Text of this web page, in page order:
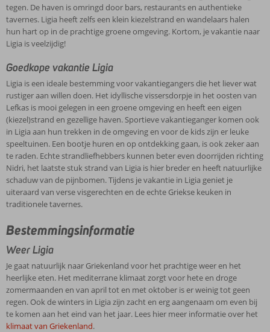
tegen. De haven is omringd door bars, restaurants en authentieke
tavernes. Ligia heeft zelfs een klein kiezelstrand en wandelaars halen
hun hart op in de prachtige groene omgeving. Kortom, je vakantie naar
Ligia is veelzijdig!
Goedkope vakantie Ligia
Ligia is een ideale bestemming voor vakantiegangers die het liever wat
rustiger aan willen doen. Het idyllische vissersdorpje in het oosten van
Lefkas is mooi gelegen in een groene omgeving en heeft een eigen
(kiezel)strand en gezellige haven. Sportieve vakantieganger komen ook
in Ligia aan hun trekken in de omgeving en voor de kids zijn er leuke
speeltuinen. Een bootje huren en op ontdekking gaan, is ook zeker aan
te raden. Echte strandliefhebbers kunnen beter even doorrijden richting
Nidri, het laatste stuk strand van Ligia is hier breder en heeft natuurlijke
schaduw van de pijnbomen. Tijdens je vakantie in Ligia geniet je
uiteraard van verse visgerechten en de echte Griekse keuken in
traditionele tavernes.
Bestemmingsinformatie
Weer Ligia
Je gaat natuurlijk naar Griekenland voor het prachtige weer en het
heerlijke eten. Het mediterrane klimaat zorgt voor hete en droge
zomermaanden en van april tot en met oktober is er weinig tot geen
regen. Ook de winters in Ligia zijn zacht en erg aangenaam om even bij
te komen aan het eind van het jaar. Lees hier meer informatie over het
klimaat van Griekenland.